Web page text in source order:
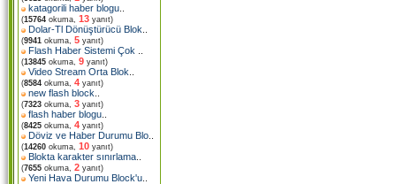
katagorili haber blogu
(15764 okuma, 13 yanıt)
Dolar-Tl Dönüştürücü Blok
(9941 okuma, 5 yanıt)
Flash Haber Sistemi Çok
(13845 okuma, 9 yanıt)
Video Stream Orta Blok
(8584 okuma, 4 yanıt)
new flash block
(7323 okuma, 3 yanıt)
flash haber blogu
(8425 okuma, 4 yanıt)
Döviz ve Haber Durumu Blo
(14260 okuma, 10 yanıt)
Blokta karakter sınırlama
(7655 okuma, 2 yanıt)
Yeni Hava Durumu Block'u